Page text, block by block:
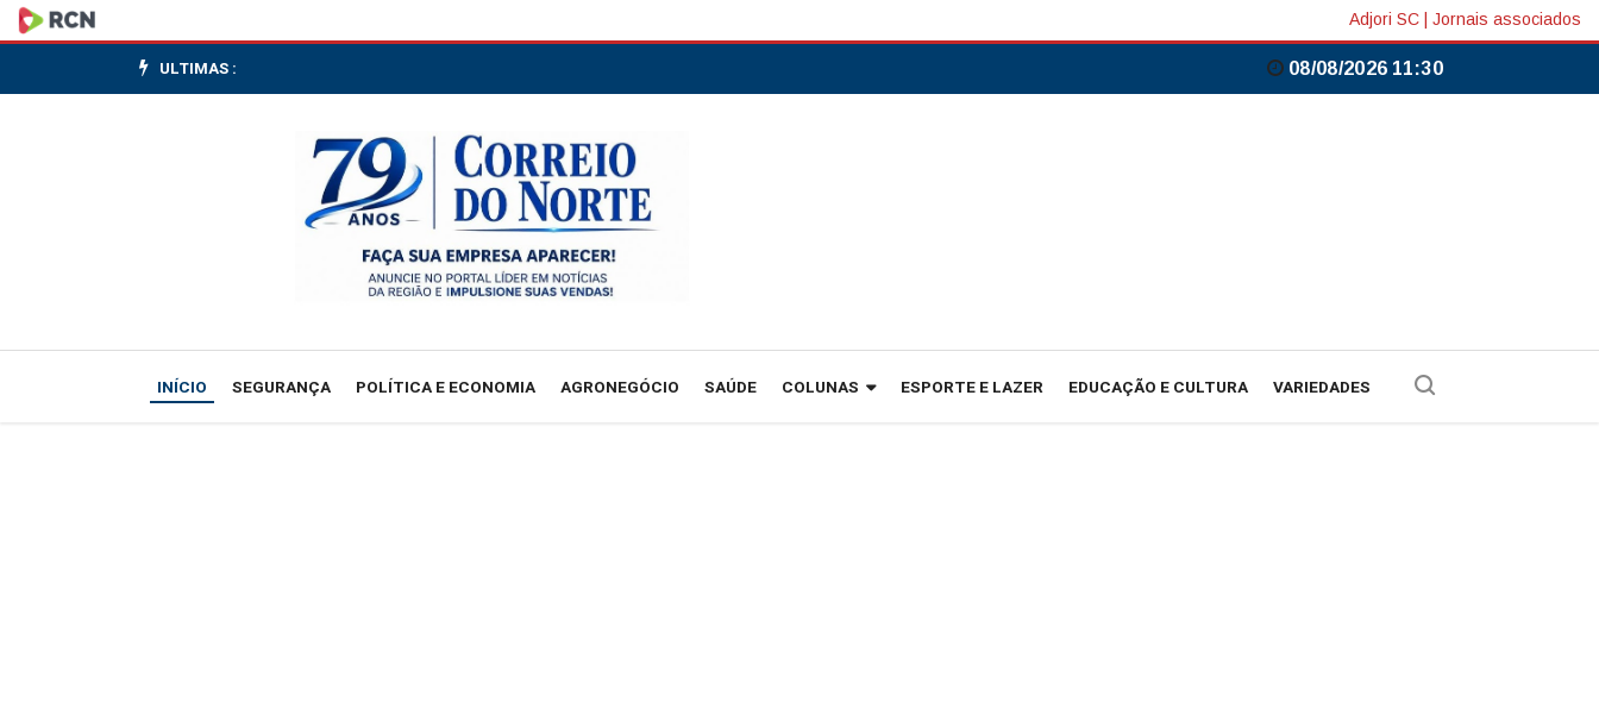
TCU:
há
2024
Adjori SC Jornais associados
ULTIMAS : 08/08/2026 11:30
INÍCIO SEGURANÇA POLÍTICA E ECONOMIA AGRONEGÓCIO SAÚDE COLUNAS ESPORTE E LAZER EDUCAÇÃO E CULTURA VARIEDADES